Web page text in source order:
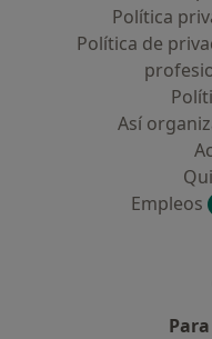
Política
Política de
Así
Empleos